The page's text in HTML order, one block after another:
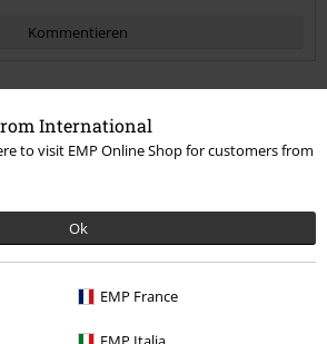
International
to visit EMP Online Shop for customers from
Ok
EMP France
Kommentieren
Möglichkeiten.
Schallplatten